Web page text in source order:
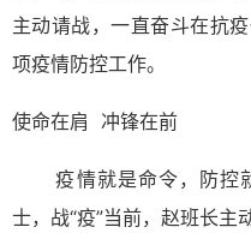
主动请战，一直奋斗在抗
项疫情防控工作。
使命在肩 冲锋在前
疫情就是命令，防控
士，战“疫”当前，赵班长主